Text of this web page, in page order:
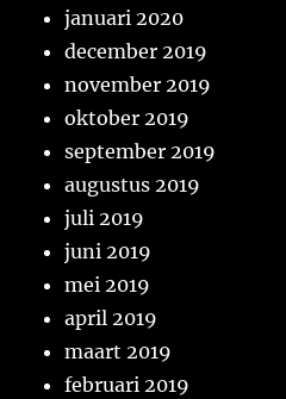
januari 2020
december 2019
november 2019
oktober 2019
september 2019
augustus 2019
juli 2019
juni 2019
mei 2019
april 2019
maart 2019
februari 2019